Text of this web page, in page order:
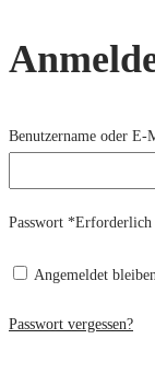
Benutzername oder E-
Passwort *Erforderlich
Angemeldet bleiben
Passwort vergessen?